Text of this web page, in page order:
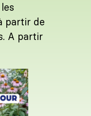
partir de
A partir